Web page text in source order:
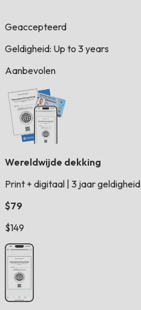
Geaccepteerd
Geldigheid: Up to 3 years
Aanbevolen
Wereldwijde dekking
Print + digitaal 3 jaar geldigheid
$79
$149